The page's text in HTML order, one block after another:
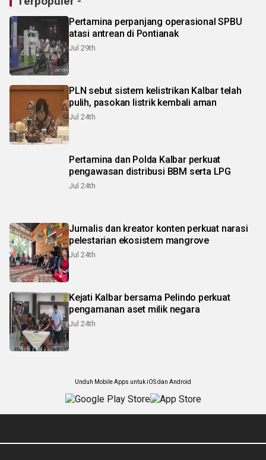
Pertamina perpanjang operasional SPBU
atasi antrean di Pontianak
Jul 29th
PLN sebut sistem kelistrikan Kalbar telah
pulih, pasokan listrik kembali aman
Jul 24th
Pertamina dan Polda Kalbar perkuat
pengawasan distribusi BBM serta LPG
Jul 24th
Jurnalis dan kreator konten perkuat narasi
pelestarian ekosistem mangrove
Jul 24th
Kejati Kalbar bersama Pelindo perkuat
pengamanan aset milik negara
Jul 24th
Unduh Mobile Apps untuk iOS dan Android